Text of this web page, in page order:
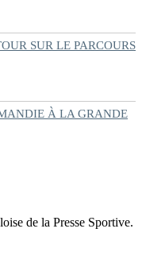
SUR LE PARCOURS
À LA GRANDE
de la Presse Sportive.